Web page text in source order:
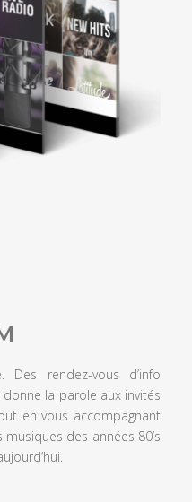
Des rendez-vous d’info
la parole aux invités
en vous accompagnant
des années 80’s